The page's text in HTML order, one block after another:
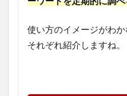
使い方のイメージがわか
それぞれ紹介しますね。